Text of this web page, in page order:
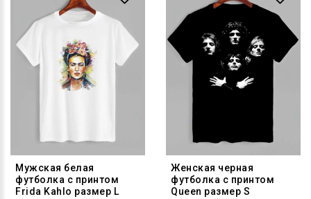
Мужская белая
футболка с принтом
Frida Kahlo размер L
Женская черная
футболка с принтом
Queen размер S